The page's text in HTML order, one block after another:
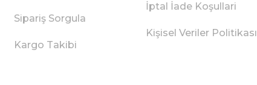
Sipariş Sorgula
Kargo Takibi
İptal İade Koşullari
Kişisel Veriler Politikası